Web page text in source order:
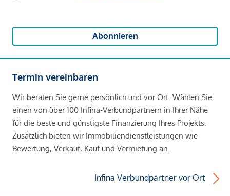
für anspruchsvolle Paare als auch für Personen, die
modernes Wohnen mit großzügigem Platzangebot
Wir weisen darauf hin, dass zwischen dem Vermittler und
wirtschaftliches Naheverhältnis besteht.
Der Vermittler ist als Doppelmakler tätig.
Infrastruktur / Entfernungen
Abonnieren
Termin vereinbaren
Wir beraten Sie gerne persönlich und vor Ort. Wählen Sie
einen von über 100 Infina-Verbundpartnern in Ihrer Nähe
für die beste und günstigste Finanzierung Ihres Projekts.
Zusätzlich bieten wir Immobiliendienstleistungen wie
Bewertung, Verkauf, Kauf und Vermietung an.
Infina Verbundpartner vor Ort